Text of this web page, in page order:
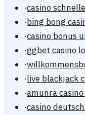
·casino
·bing bong
·casino bonus
·ggbet casino
·
·live blackjack
·amunra
·casino